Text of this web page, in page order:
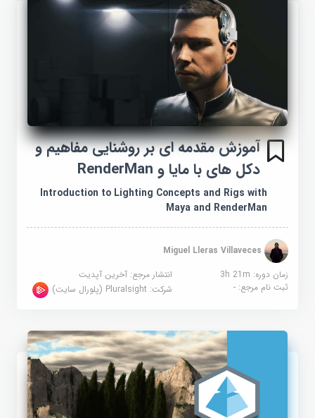
آموزش مقدمه ای بر روشنایی مفاهیم و
دکل های با مایا و RenderMan
Introduction to Lighting Concepts and Rigs with
Maya and RenderMan
Miguel Lleras Villaveces
زمان دوره: 3h 21m
انتشار مرجع:آخرین آپدیت
ثبت نام مرجع:- شرکت:Pluralsight (پلورال سایت)